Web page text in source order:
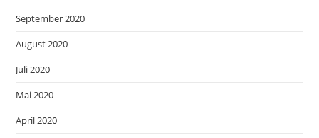
September 2020
August 2020
Juli 2020
Mai 2020
April 2020